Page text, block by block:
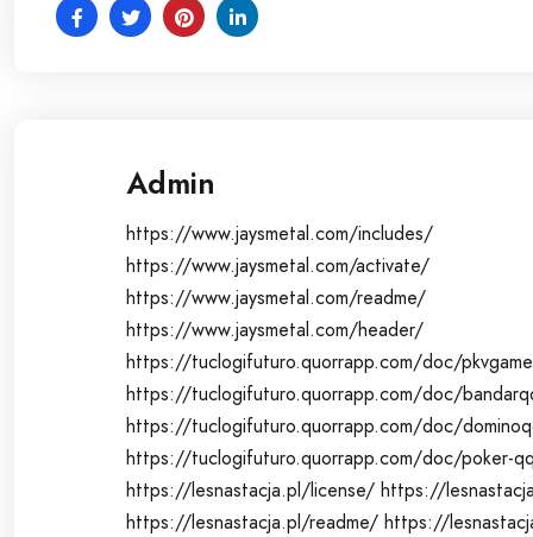
Admin
https://www.jaysmetal.com/includes/
https://www.jaysmetal.com/activate/
https://www.jaysmetal.com/readme/
https://www.jaysmetal.com/header/
https://tuclogifuturo.quorrapp.com/doc/
https://tuclogifuturo.quorrapp.com/doc/
https://tuclogifuturo.quorrapp.com/doc/
https://tuclogifuturo.quorrapp.com/doc/poker-
https://lesnastacja.pl/license/ https://
https://lesnastacja.pl/readme/ https://